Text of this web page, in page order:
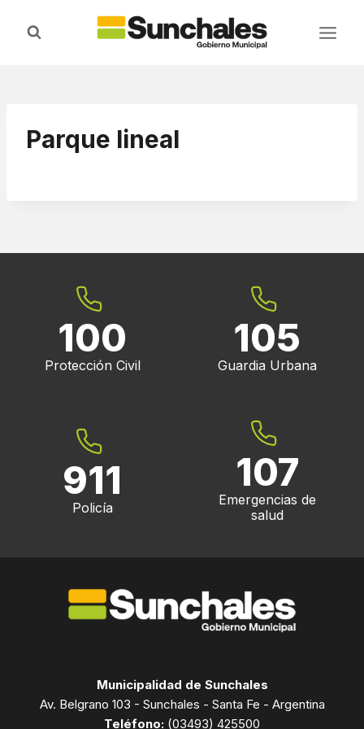
Parque lineal
100
Protección Civil
105
Guardia Urbana
911
Policía
107
Emergencias de
salud
Municipalidad de Sunchales
Av. Belgrano 103 - Sunchales - Santa Fe - Argentina
Teléfono: (03493) 425500